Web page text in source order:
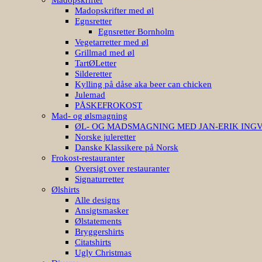
Madopskrifter med øl
Egnsretter
Egnsretter Bornholm
Vegetarretter med øl
Grillmad med øl
TartØLetter
Silderetter
Kylling på dåse aka beer can chicken
Julemad
PÅSKEFROKOST
Mad- og ølsmagning
ØL- OG MADSMAGNING MED JAN-ERIK
Norske juleretter
Danske Klassikere på Norsk
Frokost-restauranter
Oversigt over restauranter
Signaturretter
Ølshirts
Alle designs
Ansigtsmasker
Ølstatements
Bryggershirts
Citatshirts
Ugly Christmas